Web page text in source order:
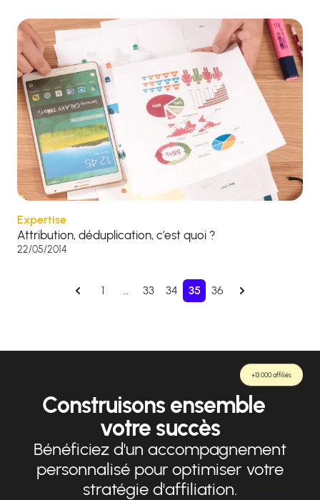
Expertise
Attribution, déduplication, c’est quoi ?
22/05/2014
1 … 33 34 35 36
+13 000 affiliés
Construisons ensemble
votre succès
Bénéficiez d'un accompagnement
personnalisé pour optimiser votre
stratégie d'affiliation.